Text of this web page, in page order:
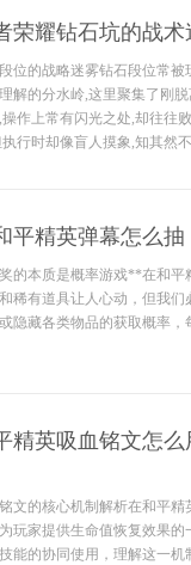
荣耀钻石坑的战
位的战略迷雾钻石段位常
解的分水岭,这里聚集了刚
作上常有闪光之处,却往往
行时却像盲人摸象,知其然
平精英弹幕怎么
的本质是概率游戏**在和平
稀有道具让人心动，但我
隐藏各类物品的获取概率
精英吸血铭文怎
文的核心机制解析在和平
玩家提供生命值恢复效果
能的协同使用，理解这一